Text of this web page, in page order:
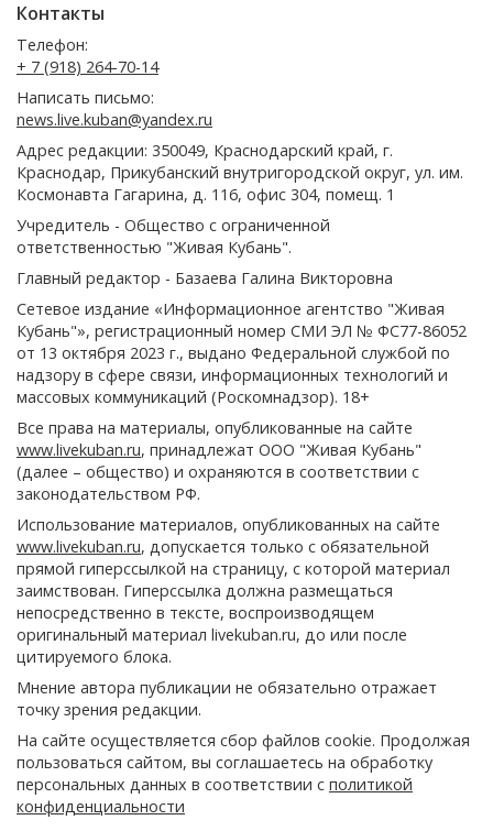
Контакты
Телефон:
+ 7 (918) 264-70-14
Написать письмо:
news.live.kuban@yandex.ru
Адрес редакции: 350049, Краснодарский край, г.
Краснодар, Прикубанский внутригородской округ, ул. им.
Космонавта Гагарина, д. 116, офис 304, помещ. 1
Учредитель - Общество с ограниченной
ответственностью "Живая Кубань".
Главный редактор - Базаева Галина Викторовна
Сетевое издание «Информационное агентство "Живая
Кубань"», регистрационный номер СМИ ЭЛ № ФС77-86052
от 13 октября 2023 г., выдано Федеральной службой по
надзору в сфере связи, информационных технологий и
массовых коммуникаций (Роскомнадзор). 18+
Все права на материалы, опубликованные на сайте
www.livekuban.ru, принадлежат ООО "Живая Кубань"
(далее – общество) и охраняются в соответствии с
законодательством РФ.
Использование материалов, опубликованных на сайте
www.livekuban.ru, допускается только с обязательной
прямой гиперссылкой на страницу, с которой материал
заимствован. Гиперссылка должна размещаться
непосредственно в тексте, воспроизводящем
оригинальный материал livekuban.ru, до или после
цитируемого блока.
Мнение автора публикации не обязательно отражает
точку зрения редакции.
На сайте осуществляется сбор файлов cookie. Продолжая
пользоваться сайтом, вы соглашаетесь на обработку
персональных данных в соответствии с политикой
конфиденциальности